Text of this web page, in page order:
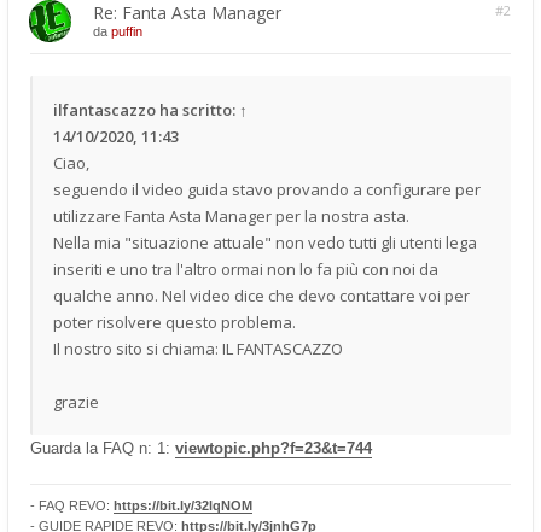
Re: Fanta Asta Manager #2
da puffin
ilfantascazzo ha scritto: ↑
14/10/2020, 11:43
Ciao,
seguendo il video guida stavo provando a configurare per
utilizzare Fanta Asta Manager per la nostra asta.
Nella mia "situazione attuale" non vedo tutti gli utenti lega
inseriti e uno tra l'altro ormai non lo fa più con noi da
qualche anno. Nel video dice che devo contattare voi per
poter risolvere questo problema.
Il nostro sito si chiama: IL FANTASCAZZO
grazie
Guarda la FAQ n: 1: viewtopic.php?f=23&t=744
- FAQ REVO: https://bit.ly/32lqNOM
- GUIDE RAPIDE REVO: https://bit.ly/3jnhG7p